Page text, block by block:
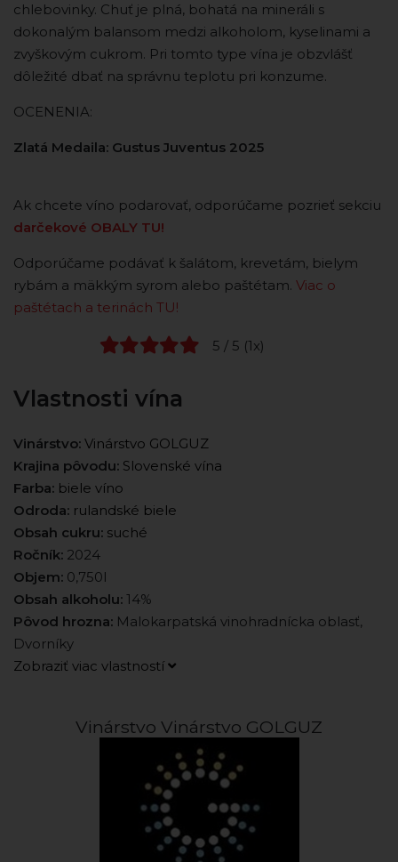
chlebovinky. Chuť je plná, bohatá na mineráli s
dokonalým balansom medzi alkoholom, kyselinami a
zvyškovým cukrom. Pri tomto type vína je obzvlášť
dôležité dbať na správnu teplotu pri konzume.
OCENENIA:
Zlatá Medaila: Gustus Juventus 2025
Ak chcete víno podarovať, odporúčame pozrieť sekciu
darčekové OBALY TU!
Odporúčame podávať k šalátom, krevetám, bielym
rybám a mäkkým syrom alebo paštétam. Viac o
paštétach a terinách TU!
5 / 5 (1x)
Vlastnosti vína
Vinárstvo: Vinárstvo GOLGUZ
Krajina pôvodu: Slovenské vína
Farba: biele víno
Odroda: rulandské biele
Obsah cukru: suché
Ročník: 2024
Objem: 0,750l
Obsah alkoholu: 14%
Pôvod hrozna: Malokarpatská vinohradnícka oblasť,
Dvorníky
Zobraziť viac vlastností
Vinárstvo Vinárstvo GOLGUZ